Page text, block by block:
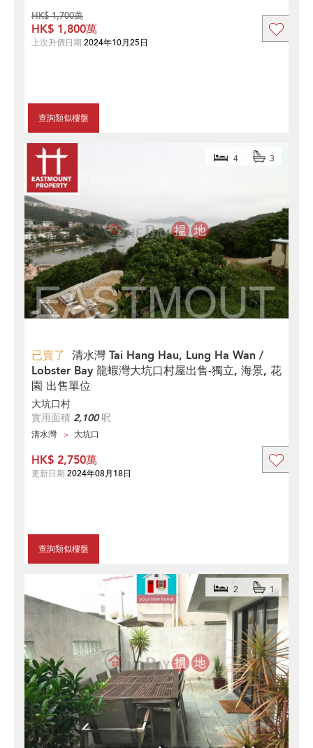
查詢類似樓盤
HK$ 1,700萬
HK$ 1,800萬
上次升價日期 2024年10月25日
已賣了 清水灣 Tai Hang Hau, Lung Ha Wan /
Lobster Bay 龍蝦灣大坑口村屋出售-獨立, 海景, 花
園 出售單位
4 3
大坑口村
實用面積 2,100呎
清水灣 大坑口
查詢類似樓盤
HK$ 2,750萬
更新日期 2024年08月18日
2 1